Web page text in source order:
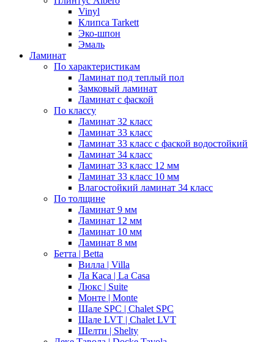
Vinyl
Клипса Tarkett
Эко-шпон
Эмаль
Ламинат
По характеристикам
Ламинат под теплый пол
Замковый ламинат
Ламинат с фаской
По классу
Ламинат 32 класс
Ламинат 33 класс
Ламинат 33 класс с фаской водостойкий
Ламинат 34 класс
Ламинат 33 класс 12 мм
Ламинат 33 класс 10 мм
Влагостойкий ламинат 34 класс
По толщине
Ламинат 9 мм
Ламинат 12 мм
Ламинат 10 мм
Ламинат 8 мм
Бетта | Betta
Вилла | Villa
Ла Каса | La Casa
Люкс | Suite
Монте | Monte
Шале SPC | Chalet SPC
Шале LVT | Chalet LVT
Шелти | Shelty